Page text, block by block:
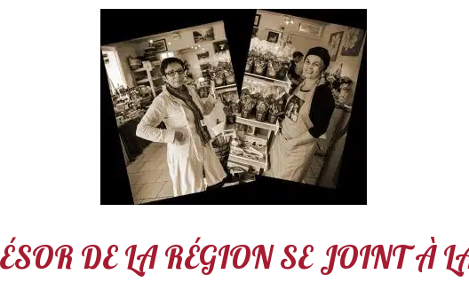
DE LA RÉGION SE JOINT À